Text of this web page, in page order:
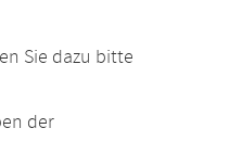
Sie dazu bitte
der